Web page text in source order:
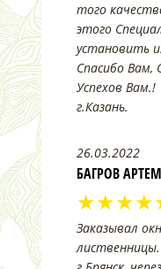
того
этого
установить
Спасибо Вам,
Успехов Вам.!
г.Казань.
26.03.2022
БАГРОВ
Заказывал